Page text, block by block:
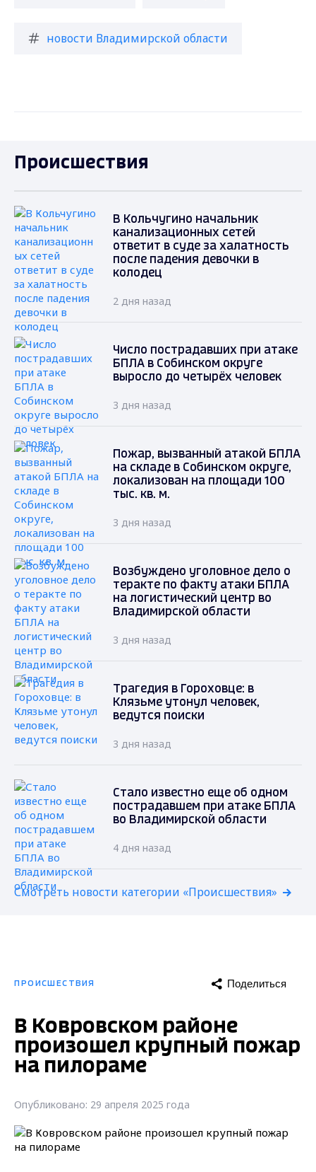
новости Владимирской области
Происшествия
В Кольчугино начальник
канализационных сетей
ответит в суде за халатность
после падения девочки в
колодец
2 дня назад
Число пострадавших при атаке
БПЛА в Собинском округе
выросло до четырёх человек
3 дня назад
Пожар, вызванный атакой БПЛА
на складе в Собинском округе,
локализован на площади 100
тыс. кв. м.
3 дня назад
Возбуждено уголовное дело о
теракте по факту атаки БПЛА
на логистический центр во
Владимирской области
3 дня назад
Трагедия в Гороховце: в
Клязьме утонул человек,
ведутся поиски
3 дня назад
Стало известно еще об одном
пострадавшем при атаке БПЛА
во Владимирской области
4 дня назад
Смотреть новости категории «Происшествия»
ПРОИСШЕСТВИЯ Поделиться
В Ковровском районе
произошел крупный пожар
на пилораме
Опубликовано: 29 апреля 2025 года